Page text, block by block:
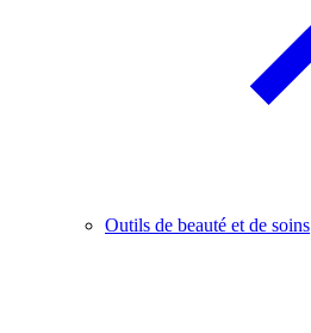
Outils de beauté et de soins